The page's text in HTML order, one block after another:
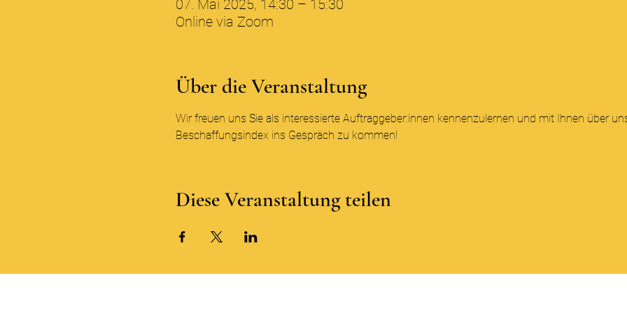
07. Mai 2025, 14:30 – 15:30
Online via Zoom
Über die Veranstaltung
Wir freuen uns Sie als interessierte Auftraggeber:innen kennenzulernen und mit Ihnen über
Beschaffungsindex ins Gespräch zu kommen!
Diese Veranstaltung teilen